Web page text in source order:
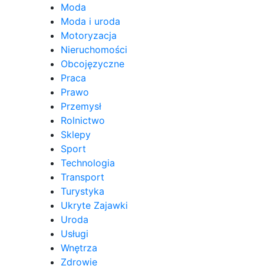
Moda
Moda i uroda
Motoryzacja
Nieruchomości
Obcojęzyczne
Praca
Prawo
Przemysł
Rolnictwo
Sklepy
Sport
Technologia
Transport
Turystyka
Ukryte Zajawki
Uroda
Usługi
Wnętrza
Zdrowie